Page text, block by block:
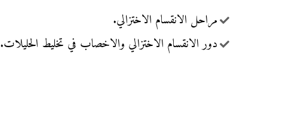
مراحل الانقسام الاختزالي.
دور الانقسام الاختزالي والاخصاب في تخليط الحليلات.